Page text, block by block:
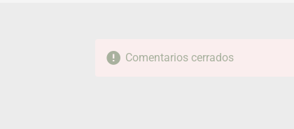
Comentarios cerrados